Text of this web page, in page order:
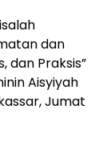
dan
dan Praksis”
Aisyiyah
Jumat